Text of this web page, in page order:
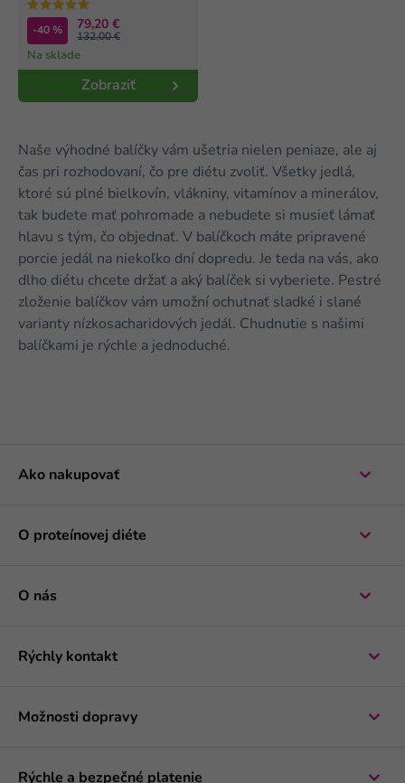
Zobraziť
-40 % 79,20 €
132,00 €
Na sklade
Naše výhodné balíčky vám ušetria nielen peniaze, ale aj
čas pri rozhodovaní, čo pre diétu zvoliť. Všetky jedlá,
ktoré sú plné bielkovín, vlákniny, vitamínov a minerálov,
tak budete mať pohromade a nebudete si musieť lámať
hlavu s tým, čo objednať. V balíčkoch máte pripravené
porcie jedál na niekoľko dní dopredu. Je teda na vás, ako
dlho diétu chcete držať a aký balíček si vyberiete. Pestré
zloženie balíčkov vám umožní ochutnať sladké i slané
varianty nízkosacharidových jedál. Chudnutie s našimi
balíčkami je rýchle a jednoduché.
Ako nakupovať
O proteínovej diéte
O nás
Rýchly kontakt
Možnosti dopravy
Rýchle a bezpečné platenie